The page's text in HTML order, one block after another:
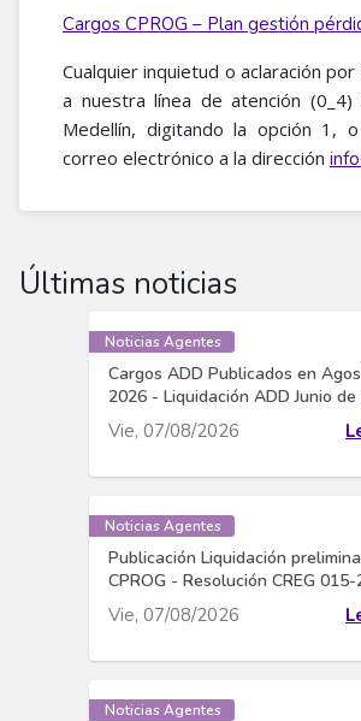
Cargos CPROG – Plan gestión
Cualquier inquietud o aclaración
a nuestra línea de atención
Medellín, digitando la opción 1,
correo electrónico a la dirección
Últimas noticias
Noticias Agentes
Cargos ADD Publicados en
2026 - Liquidación ADD Junio
Vie, 07/08/2026
Noticias Agentes
Publicación Liquidación
CPROG - Resolución CREG
Vie, 07/08/2026
Noticias Agentes